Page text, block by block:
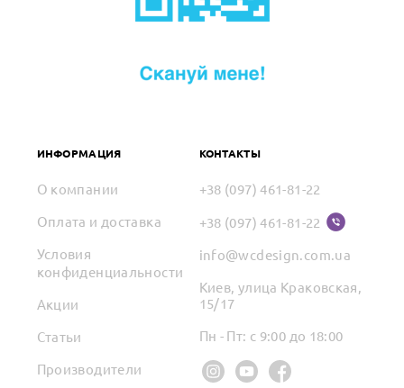
ИНФОРМАЦИЯ
О компании
Оплата и доставка
Условия
конфиденциальности
Акции
Статьи
Производители
КОНТАКТЫ
+38 (097) 461-81-22
+38 (097) 461-81-22
info@wcdesign.com.ua
Киев, улица Краковская,
15/17
Пн - Пт: с 9:00 до 18:00